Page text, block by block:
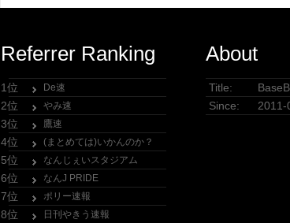
Referrer Ranking
1位 De速
2位 やみ速
3位 鷹速
4位 (まとめては)いかんのか？
5位 なんじぇいスタジアム
6位 なんJ PRIDE
7位 ポリー速報
8位 日刊やきう速報
About
Title:
Since:
2011-